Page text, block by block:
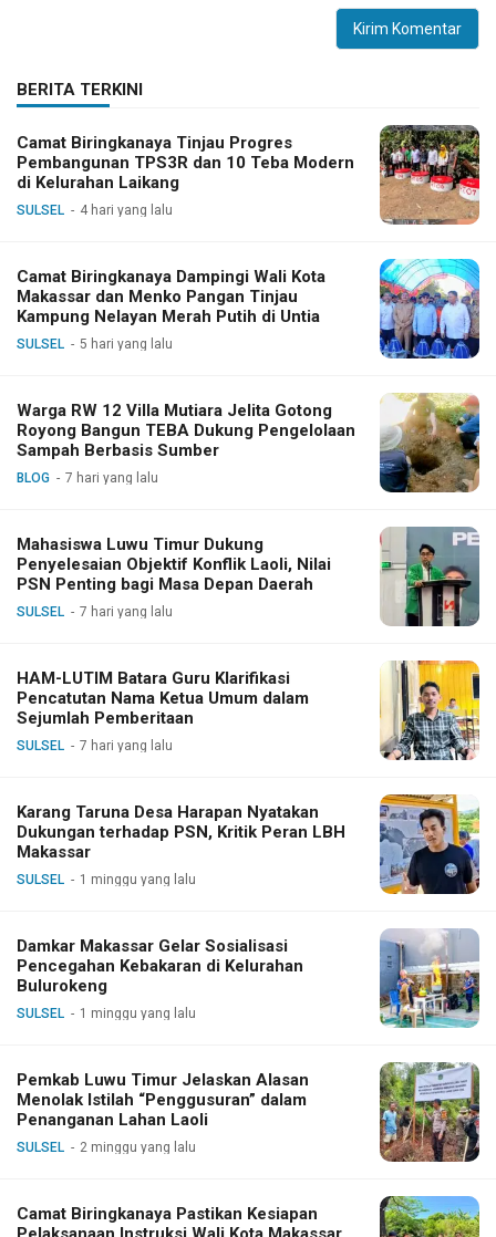
BERITA TERKINI
Camat Biringkanaya Tinjau Progres
Pembangunan TPS3R dan 10 Teba Modern
di Kelurahan Laikang
SULSEL 4 hari yang lalu
Camat Biringkanaya Dampingi Wali Kota
Makassar dan Menko Pangan Tinjau
Kampung Nelayan Merah Putih di Untia
SULSEL 5 hari yang lalu
Warga RW 12 Villa Mutiara Jelita Gotong
Royong Bangun TEBA Dukung Pengelolaan
Sampah Berbasis Sumber
BLOG 7 hari yang lalu
Mahasiswa Luwu Timur Dukung
Penyelesaian Objektif Konflik Laoli, Nilai
PSN Penting bagi Masa Depan Daerah
SULSEL 7 hari yang lalu
HAM-LUTIM Batara Guru Klarifikasi
Pencatutan Nama Ketua Umum dalam
Sejumlah Pemberitaan
SULSEL 7 hari yang lalu
Karang Taruna Desa Harapan Nyatakan
Dukungan terhadap PSN, Kritik Peran LBH
Makassar
SULSEL 1 minggu yang lalu
Damkar Makassar Gelar Sosialisasi
Pencegahan Kebakaran di Kelurahan
Bulurokeng
SULSEL 1 minggu yang lalu
Pemkab Luwu Timur Jelaskan Alasan
Menolak Istilah “Penggusuran” dalam
Penanganan Lahan Laoli
SULSEL 2 minggu yang lalu
Camat Biringkanaya Pastikan Kesiapan